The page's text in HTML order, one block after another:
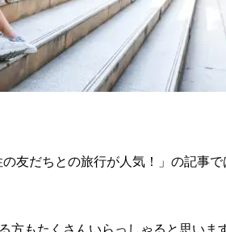
友だちとの旅行が人気！」の記事で
方もたくさんいらっしゃると思いま